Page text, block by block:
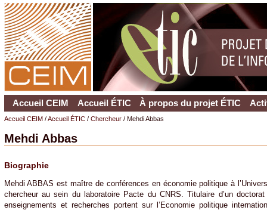
Accueil CEIM Accueil ÉTIC À propos du projet ÉTIC
Accueil CEIM/Accueil ÉTIC/ Chercheur/ Mehdi Abbas
Mehdi Abbas
Biographie
Mehdi ABBAS est maître de conférences en économie politique à
chercheur au sein du laboratoire Pacte du CNRS. Titulaire d’un
enseignements et recherches portent sur l’Economie politique